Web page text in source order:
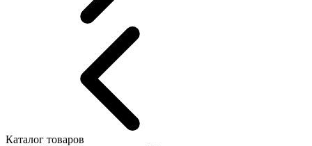
Каталог товаров